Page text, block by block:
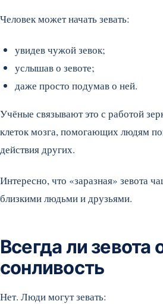
Человек может начать зевать:
увидев чужой зевок;
услышав о зевоте;
даже просто подумав о ней.
Учёные связывают это с работой
клеток мозга, помогающих людям
действия других.
Интересно, что «заразная» зевота
близкими людьми и друзьями.
Всегда ли зевота
сонливость
Нет. Люди могут зевать: